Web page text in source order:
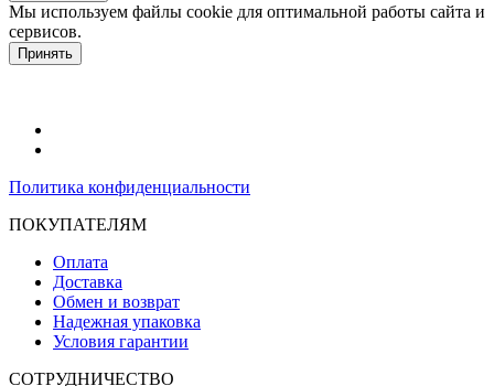
Мы используем файлы cookie для оптимальной работы сайта и
сервисов.
Принять
Политика конфиденциальности
ПОКУПАТЕЛЯМ
Оплата
Доставка
Обмен и возврат
Надежная упаковка
Условия гарантии
СОТРУДНИЧЕСТВО